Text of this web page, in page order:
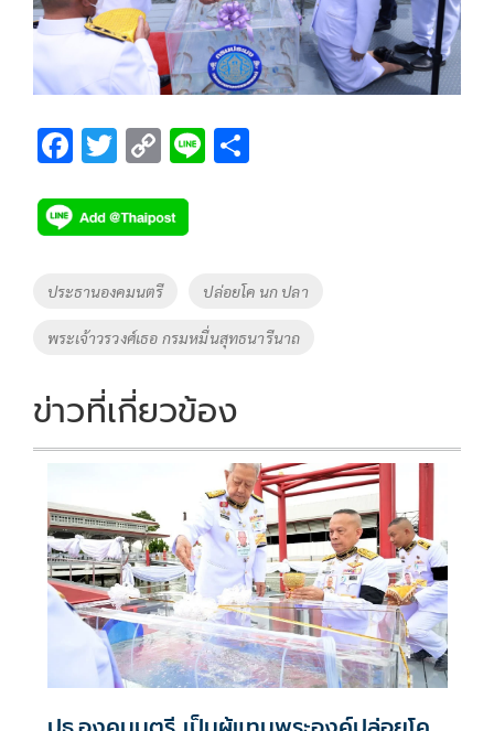
F
e
b
o
o
k
T
tt
er
C
p
y
Li
k
Li
Tags
ประธานองคมนตรี ปล่อยโค นก ปลา
พระเจ้าวรวงศ์เธอ กรมหมื่นสุทธนารีนาถ
ข่าวที่เกี่ยวข้อง